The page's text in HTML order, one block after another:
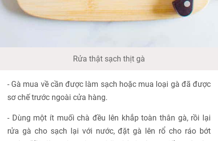
Rửa thật sạch thịt gà
- Gà mua về cần được làm sạch hoặc mua loại gà đã được
sơ chế trước ngoài cửa hàng.
- Dùng một ít muối chà đều lên khắp toàn thân gà, rồi lại
rửa gà cho sạch lại với nước, đặt gà lên rổ cho ráo bớt